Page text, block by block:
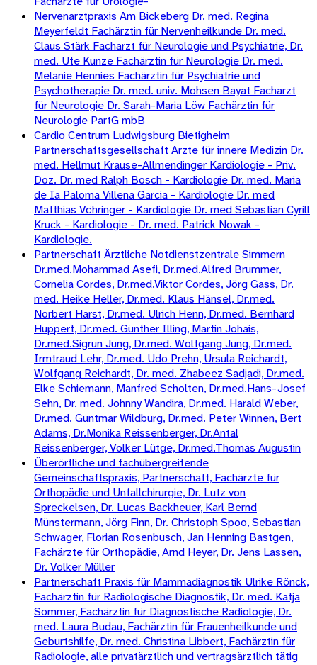
Nervenarztpraxis Am Bickeberg Dr. med. Regina
Meyerfeldt Fachärztin für Nervenheilkunde Dr. med.
Claus Stärk Facharzt für Neurologie und Psychiatrie, Dr.
med. Ute Kunze Fachärztin für Neurologie Dr. med.
Melanie Hennies Fachärztin für Psychiatrie und
Psychotherapie Dr. med. univ. Mohsen Bayat Facharzt
für Neurologie Dr. Sarah-Maria Löw Fachärztin für
Neurologie PartG mbB
Cardio Centrum Ludwigsburg Bietigheim
Partnerschaftsgesellschaft Arzte für innere Medizin Dr.
med. Hellmut Krause-Allmendinger Kardiologie - Priv.
Doz. Dr. med Ralph Bosch - Kardiologie Dr. med. Maria
de Ia Paloma Villena Garcia - Kardiologie Dr. med
Matthias Vöhringer - Kardiologie Dr. med Sebastian Cyrill
Kruck - Kardiologie - Dr. med. Patrick Nowak -
Kardiologie.
Partnerschaft Ärztliche Notdienstzentrale Simmern
Dr.med.Mohammad Asefi, Dr.med.Alfred Brummer,
Cornelia Cordes, Dr.med.Viktor Cordes, Jörg Gass, Dr.
med. Heike Heller, Dr.med. Klaus Hänsel, Dr.med.
Norbert Harst, Dr.med. Ulrich Henn, Dr.med. Bernhard
Huppert, Dr.med. Günther Illing, Martin Johais,
Dr.med.Sigrun Jung, Dr.med. Wolfgang Jung, Dr.med.
Irmtraud Lehr, Dr.med. Udo Prehn, Ursula Reichardt,
Wolfgang Reichardt, Dr. med. Zhabeez Sadjadi, Dr.med.
Elke Schiemann, Manfred Scholten, Dr.med.Hans-Josef
Sehn, Dr. med. Johnny Wandira, Dr.med. Harald Weber,
Dr.med. Guntmar Wildburg, Dr.med. Peter Winnen, Bert
Adams, Dr.Monika Reissenberger, Dr.Antal
Reissenberger, Volker Lütge, Dr.med.Thomas Augustin
Überörtliche und fachübergreifende
Gemeinschaftspraxis, Partnerschaft, Fachärzte für
Orthopädie und Unfallchirurgie, Dr. Lutz von
Spreckelsen, Dr. Lucas Backheuer, Karl Bernd
Münstermann, Jörg Finn, Dr. Christoph Spoo, Sebastian
Schwager, Florian Rosenbusch, Jan Henning Bastgen,
Fachärzte für Orthopädie, Arnd Heyer, Dr. Jens Lassen,
Dr. Volker Müller
Partnerschaft Praxis für Mammadiagnostik Ulrike Rönck,
Fachärztin für Radiologische Diagnostik, Dr. med. Katja
Sommer, Fachärztin für Diagnostische Radiologie, Dr.
med. Laura Budau, Fachärztin für Frauenheilkunde und
Geburtshilfe, Dr. med. Christina Libbert, Fachärztin für
Radiologie, alle privatärztlich und vertragsärztlich tätig